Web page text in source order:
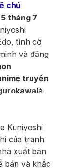
chú
tháng 7
tình cờ
và đăng
truyền
là.
Kuniyoshi
của tranh
xuất bản
bán và khắc